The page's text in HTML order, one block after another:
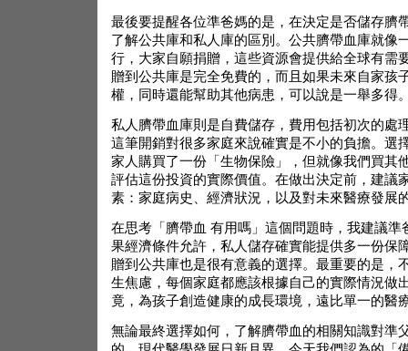
最後要提醒各位準爸媽的是，在決定是否儲存臍
了解公共庫和私人庫的區別。公共臍帶血庫就像
行，大家自願捐贈，這些資源會提供給全球有需
贈到公共庫是完全免費的，而且如果未來自家孩
權，同時還能幫助其他病患，可以說是一舉多得
私人臍帶血庫則是自費儲存，費用包括初次的處
這筆開銷對很多家庭來說確實是不小的負擔。選
家人購買了一份「生物保險」，但就像我們買其
評估這份投資的實際價值。在做出決定前，建議
素：家庭病史、經濟狀況，以及對未來醫療發展
在思考「臍帶血 有用嗎」這個問題時，我建議準
果經濟條件允許，私人儲存確實能提供多一份保
贈到公共庫也是很有意義的選擇。最重要的是，
生焦慮，每個家庭都應該根據自己的實際情況做
竟，為孩子創造健康的成長環境，遠比單一的醫
無論最終選擇如何，了解臍帶血的相關知識對準